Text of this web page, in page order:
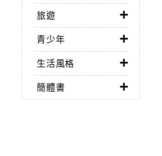
旅遊
青少年
生活風格
簡體書